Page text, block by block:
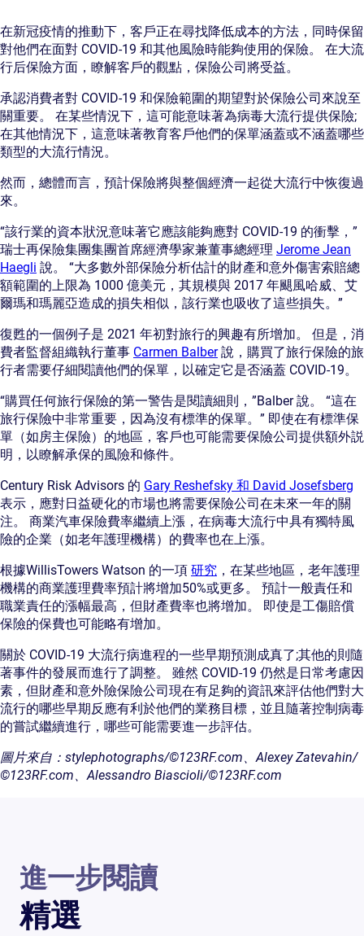
在新冠疫情的推動下，客戶正在尋找降低成本的方法，同時保留
對他們在面對 COVID-19 和其他風險時能夠使用的保險。 在大流
行后保險方面，瞭解客戶的觀點，保險公司將受益。
承認消費者對 COVID-19 和保險範圍的期望對於保險公司來說至
關重要。 在某些情況下，這可能意味著為病毒大流行提供保險;
在其他情況下，這意味著教育客戶他們的保單涵蓋或不涵蓋哪些
類型的大流行情況。
然而，總體而言，預計保險將與整個經濟一起從大流行中恢復過
來。
“該行業的資本狀況意味著它應該能夠應對 COVID-19 的衝擊，”
瑞士再保險集團集團首席經濟學家兼董事總經理 Jerome Jean
Haegli 說。 “大多數外部保險分析估計的財產和意外傷害索賠總
額範圍的上限為 1000 億美元，其規模與 2017 年颶風哈威、艾
爾瑪和瑪麗亞造成的損失相似，該行業也吸收了這些損失。”
復甦的一個例子是 2021 年初對旅行的興趣有所增加。 但是，消
費者監督組織執行董事 Carmen Balber說，購買了旅行保險的旅
行者需要仔細閱讀他們的保單，以確定它是否涵蓋 COVID-19。
“購買任何旅行保險的第一警告是閱讀細則，”Balber 說。 “這在
旅行保險中非常重要，因為沒有標準的保單。” 即使在有標準保
單（如房主保險）的地區，客戶也可能需要保險公司提供額外説
明，以瞭解承保的風險和條件。
Century Risk Advisors 的 Gary Reshefsky 和 David Josefsberg
表示，應對日益硬化的市場也將需要保險公司在未來一年的關
注。 商業汽車保險費率繼續上漲，在病毒大流行中具有獨特風
險的企業（如老年護理機構）的費率也在上漲。
根據WillisTowers Watson 的一項 研究 ，在某些地區，老年護理
機構的商業護理費率預計將增加50%或更多。 預計一般責任和
職業責任的漲幅最高，但財產費率也將增加。 即使是工傷賠償
保險的保費也可能略有增加。
關於 COVID-19 大流行病進程的一些早期預測成真了;其他的則隨
著事件的發展而進行了調整。 雖然 COVID-19 仍然是日常考慮因
素，但財產和意外險保險公司現在有足夠的資訊來評估他們對大
流行的哪些早期反應有利於他們的業務目標，並且隨著控制病毒
的嘗試繼續進行，哪些可能需要進一步評估。
圖片來自：stylephotographs/©123RF.com、Alexey Zatevahin/
©123RF.com、Alessandro Biascioli/©123RF.com
進一步閱讀
精選